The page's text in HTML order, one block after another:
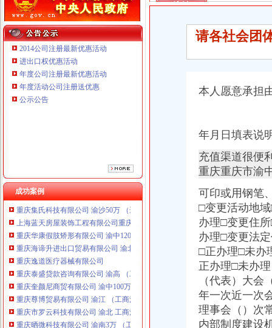
2014公司注册最新优惠活动
进出口权优惠活动
年度公司注册最新优惠活动
年度活动公司注册送优惠
公示公告
成功案例
重庆海谛升进出口贸易有限公司 渝北100万 （进出口权）
重庆逸道医疗器械有限公司
重庆晒微科技有限公司 渝南3万 （工商注册）
重庆欧氏科技发展有限公司 渝九50万 （进出口权）
重庆集氏科技有限公司 渝沙50万 （进出口权）
上海蓝天房屋装饰工程有限公司重庆分公司 渝北 （工商注册）
重庆华康假肢矫形有限公司 渝中120万 （增资）
重庆海谛升进出口贸易有限公司 渝北100万 （进出口权）
重庆逸道医疗器械有限公司
重庆泰盛贷款咨询有限公司 渝高 （工商注册）
重庆奎颜尼商贸有限公司 渝中100万 （工商注册）
重庆尊博贸易有限公司 渝江 （工商注册）
重庆市罗云科技有限公司 渝北 工商注册
重庆晒微科技有限公司 渝南3万 （工商注册）
重庆欧氏科技发展有限公司 渝九50万 （进出口权）
注销
请各社会团
本人愿意承担
年月日填表说
充值渠道很便
重庆重庆市渝
可印或用钢笔
□变更活动地
办理□变更住
办理□变更法
□正办理□未办
正办理□未办
（代表）大
年一次近一次
理事会（）次
内部制度建设